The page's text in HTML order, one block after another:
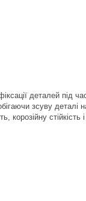
деталей під
зсуву деталі
корозійну